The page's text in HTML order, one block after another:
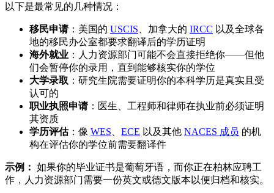
以下是最常见的几种情况：
移民申请：美国的 USCIS 、加拿大的 IRCC 以及全球各
地的移民办公室都要求翻译后的学历证明
海外就业 ：人力资源部门可能不会直接拒绝你——但他
们会暂停你的录用，直到能够核实你的学位
大学录取 ：研究生院需要证明你的本科学历是真实且受
认可的
职业执照申请：医生、工程师和律师在执业前必须证明
其资质
学历评估：像 WES ECE 以及其他 NACES 成员 的机
构在评估你的学位前需要翻译件
示例： 如果你的毕业证书是葡萄牙语，而你正在柏林应聘工
作，人力资源部门需要一份英文或德文版本以便归档和核实。